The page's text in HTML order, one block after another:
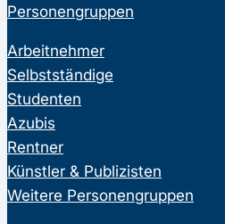
Personengruppen
Arbeitnehmer
Selbstständige
Studenten
Azubis
Rentner
Künstler & Publizisten
Weitere Personengruppen